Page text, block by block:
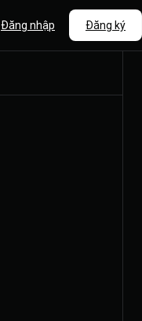
Đăng nhập Đăng ký